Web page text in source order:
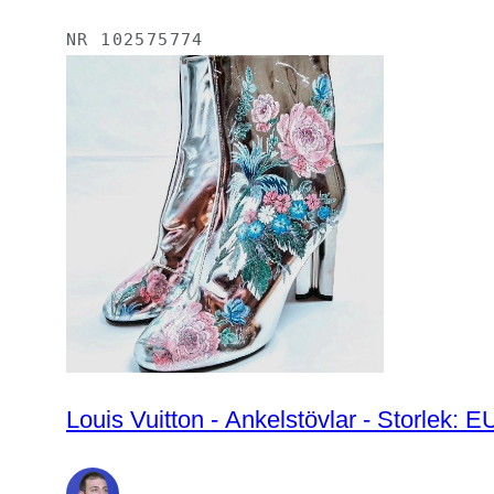
NR 102575774
Louis Vuitton - Ankelstövlar - Storlek: